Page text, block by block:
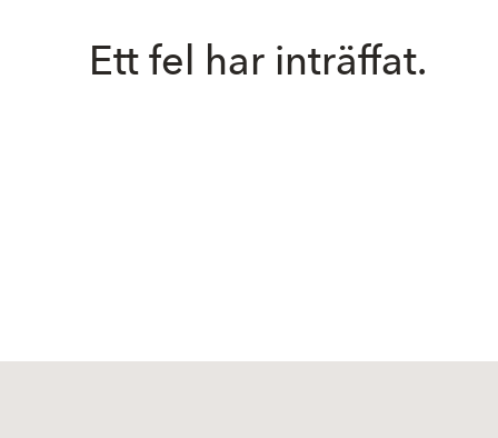
Ett fel har inträffat.